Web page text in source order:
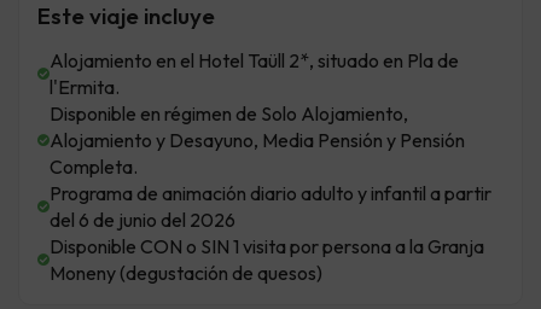
Este viaje incluye
Alojamiento en el Hotel Taüll 2*, situado en Pla de
l'Ermita.
Disponible en régimen de Solo Alojamiento,
Alojamiento y Desayuno, Media Pensión y Pensión
Completa.
Programa de animación diario adulto y infantil a partir
del 6 de junio del 2026
Disponible CON o SIN 1 visita por persona a la Granja
Moneny (degustación de quesos)